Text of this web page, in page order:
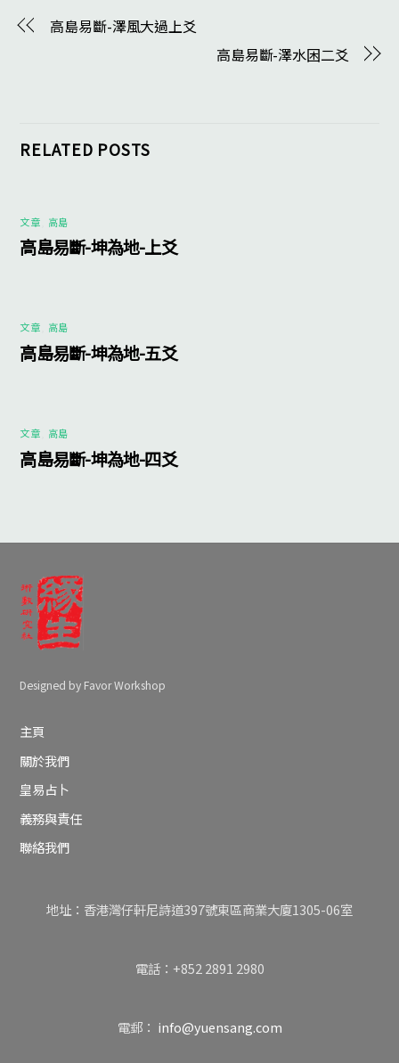
高島易斷-澤風大過上爻
高島易斷-澤水困二爻
RELATED POSTS
文章 高島
高島易斷-坤為地-上爻
文章 高島
高島易斷-坤為地-五爻
文章 高島
高島易斷-坤為地-四爻
Designed by Favor Workshop
主頁
關於我們
皇易占卜
義務與責任
聯絡我們
地址：香港灣仔軒尼詩道397號東區商業大廈1305-06室
電話：+852 2891 2980
電郵： info@yuensang.com